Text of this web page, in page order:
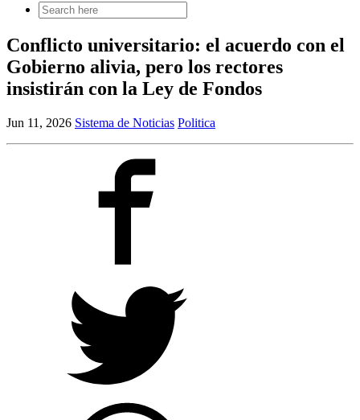
Search
for:
Conflicto universitario: el acuerdo con el
Gobierno alivia, pero los rectores
insistirán con la Ley de Fondos
Jun 11, 2026 Sistema de Noticias Politica